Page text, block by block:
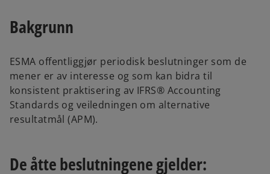
i
n
a
n
a
Bakgrunn
ESMA offentliggjør periodisk beslutninger som de
mener er av interesse og som kan bidra til
konsistent praktisering av IFRS® Accounting
Standards og veiledningen om alternative
resultatmål (APM).
De åtte beslutningene gjelder: